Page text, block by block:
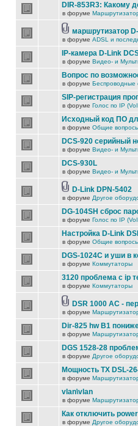
DIR-853R3: Какому
в форуме
маршрутизатор
в форуме ADSL и
IP-камера D-Link
в форуме Видео- и
Вопрос по
в форуме Беспроводные
SIP-регистрация
в форуме Голос по IP
Исходный код ПО
в форуме Общие
DCS-920 серийный
в форуме Видео- и
DCS-930L
в форуме Видео- и
D-Link DPN-5402
в форуме Другое
DG-104SH сброс
в форуме Голос по IP
Настройка D-Link
в форуме Общие
DGS-1024C и уши в
в форуме Коммутаторы
3120 проблема с ip
в форуме Коммутаторы
DSR 1000 AC -
в форуме
Dir-825 hw B1
в форуме
DGS 1528-28
в форуме Другое
Мощность TX DSL-
в форуме
vlan\vlan
в форуме
Как отключить
в форуме Другое